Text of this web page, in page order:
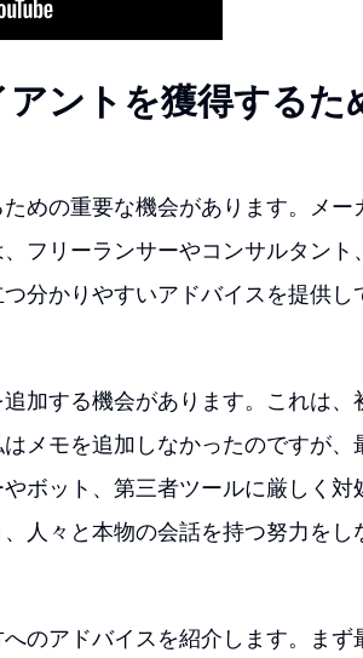
ントを獲得するた
めの重要な機会があります。メー
フリーランサーやコンサルタント
分かりやすいアドバイスを提供し
加する機会があります。これは、
メモを追加しなかったのですが、
ボット、第三者ツールに厳しく対
人々と本物の会話を持つ努力をし
のアドバイスを紹介します。まず